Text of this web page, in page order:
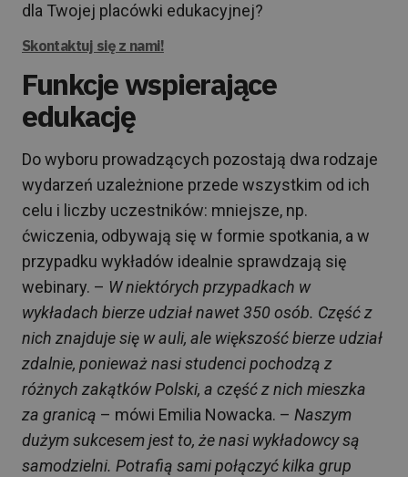
dla Twojej placówki edukacyjnej?
Skontaktuj się z nami!
Funkcje wspierające
edukację
Do wyboru prowadzących pozostają dwa rodzaje
wydarzeń uzależnione przede wszystkim od ich
celu i liczby uczestników: mniejsze, np.
ćwiczenia, odbywają się w formie spotkania, a w
przypadku wykładów idealnie sprawdzają się
webinary. – W niektórych przypadkach w
wykładach bierze udział nawet 350 osób. Część z
nich znajduje się w auli, ale większość bierze udział
zdalnie, ponieważ nasi studenci pochodzą z
różnych zakątków Polski, a część z nich mieszka
za granicą – mówi Emilia Nowacka. – Naszym
dużym sukcesem jest to, że nasi wykładowcy są
samodzielni. Potrafią sami połączyć kilka grup